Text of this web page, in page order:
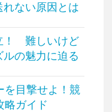
れない原因とは
！ 難しいけど
の魅力に迫る
を目撃せよ！競
略ガイド